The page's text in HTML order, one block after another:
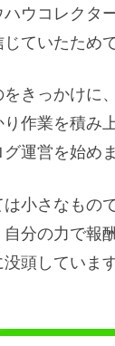
ウコレクタ
ていたためで
きっかけに
作業を積み
運営を始めま
は小さなもの
分の力で報
頭しています